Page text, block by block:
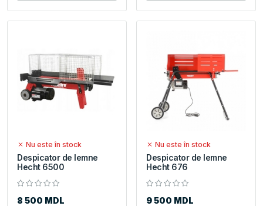
Nu este în stock
Despicator de lemne
Hecht 6500
8 500 MDL
Nu este în stock
Despicator de lemne
Hecht 676
9 500 MDL